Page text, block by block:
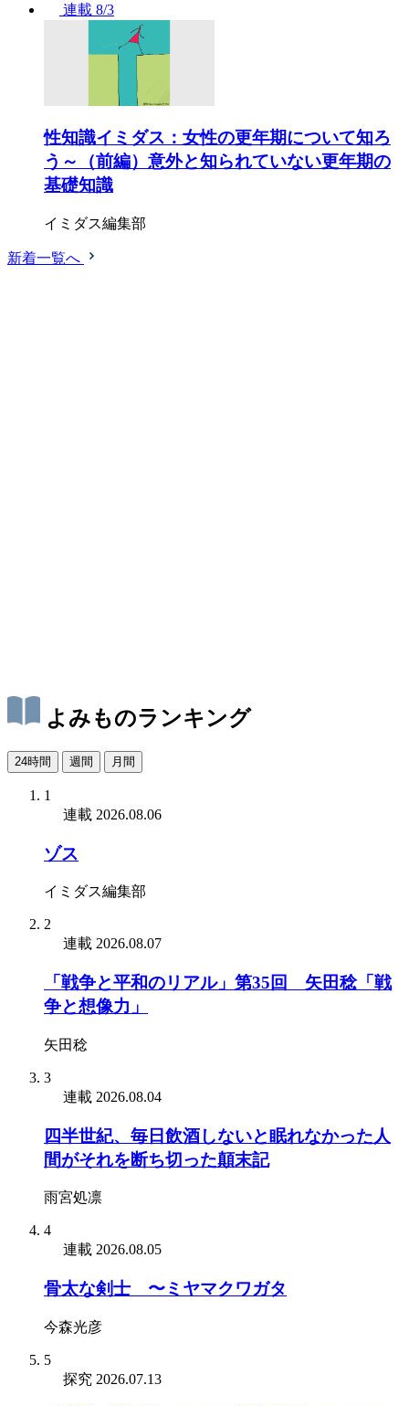
連載 8/3
性知識イミダス：女性の更年期について知ろ
う～（前編）意外と知られていない更年期の
基礎知識
イミダス編集部
新着一覧へ
よみものランキング
24時間 週間 月間
1
連載 2026.08.06
ゾス
イミダス編集部
2
連載 2026.08.07
「戦争と平和のリアル」第35回 矢田稔「戦
争と想像力」
矢田稔
3
連載 2026.08.04
四半世紀、毎日飲酒しないと眠れなかった人
間がそれを断ち切った顛末記
雨宮処凛
4
連載 2026.08.05
骨太な剣士 〜ミヤマクワガタ
今森光彦
5
探究 2026.07.13